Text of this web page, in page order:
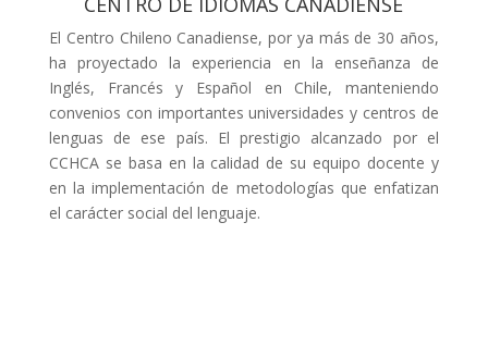
El Centro Chileno Canadiense, por ya más de 30 años,
ha proyectado la experiencia en la enseñanza de
Inglés, Francés y Español en Chile, manteniendo
convenios con importantes universidades y centros de
lenguas de ese país. El prestigio alcanzado por el
CCHCA se basa en la calidad de su equipo docente y
en la implementación de metodologías que enfatizan
el carácter social del lenguaje.